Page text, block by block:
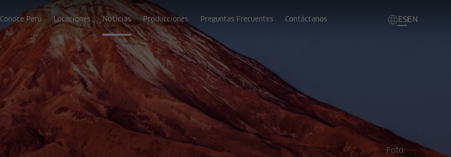
Conoce Perú Locaciones Noticias Producciones Preguntas Frecuentes Contáctanos ESEN
Foto: